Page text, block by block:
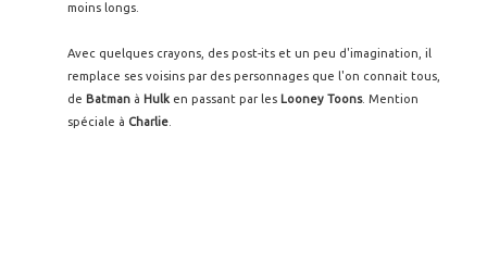
moins longs.
Avec quelques crayons, des post-its et un peu d'imagination, il
remplace ses voisins par des personnages que l'on connait tous,
de Batman à Hulk en passant par les Looney Toons. Mention
spéciale à Charlie